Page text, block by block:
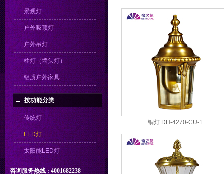
景观灯
户外吸顶灯
户外吊灯
柱灯（墙头灯）
铝质户外家具
按功能分类
传统灯
LED灯
太阳能LED灯
咨询服务热线 : 4001682238
铜灯 DH-4270-CU-1